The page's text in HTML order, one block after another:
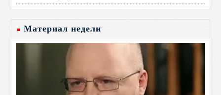
Материал недели